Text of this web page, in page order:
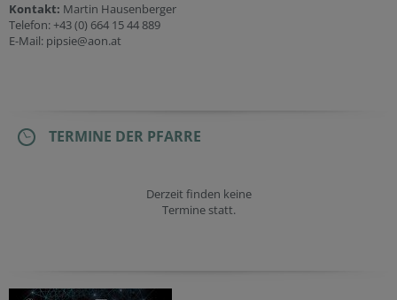
Kontakt: Martin Hausenberger
Telefon: +43 (0) 664 15 44 889
E-Mail: pipsie@aon.at
TERMINE DER PFARRE
Derzeit finden keine
Termine statt.